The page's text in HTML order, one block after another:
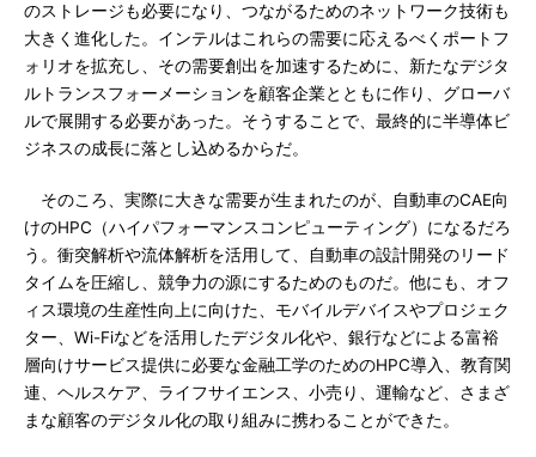
のストレージも必要になり、つながるためのネットワーク技術も
大きく進化した。インテルはこれらの需要に応えるべくポートフ
ォリオを拡充し、その需要創出を加速するために、新たなデジタ
ルトランスフォーメーションを顧客企業とともに作り、グローバ
ルで展開する必要があった。そうすることで、最終的に半導体ビ
ジネスの成長に落とし込めるからだ。
そのころ、実際に大きな需要が生まれたのが、自動車のCAE向
けのHPC（ハイパフォーマンスコンピューティング）になるだろ
う。衝突解析や流体解析を活用して、自動車の設計開発のリード
タイムを圧縮し、競争力の源にするためのものだ。他にも、オフ
ィス環境の生産性向上に向けた、モバイルデバイスやプロジェク
ター、Wi-Fiなどを活用したデジタル化や、銀行などによる富裕
層向けサービス提供に必要な金融工学のためのHPC導入、教育関
連、ヘルスケア、ライフサイエンス、小売り、運輸など、さまざ
まな顧客のデジタル化の取り組みに携わることができた。